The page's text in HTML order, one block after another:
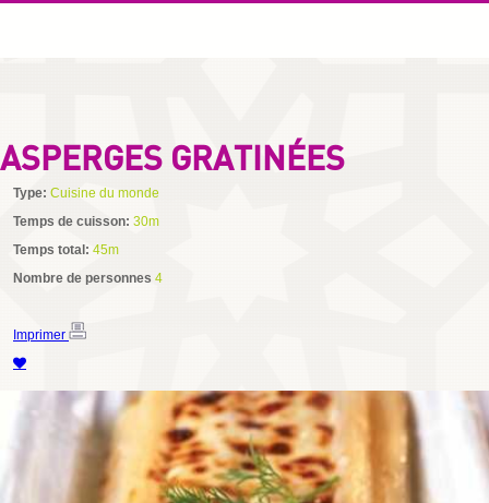
ASPERGES GRATINÉES
Type: Cuisine du monde
Temps de cuisson: 30m
Temps total: 45m
Nombre de personnes 4
Imprimer